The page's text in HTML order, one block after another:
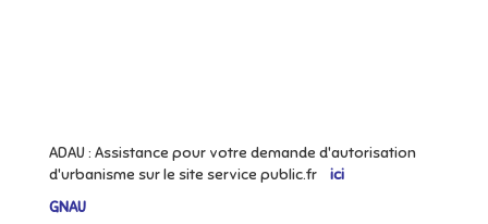
ADAU : Assistance pour votre demande d'autorisation
d'urbanisme sur le site service public.fr ici
GNAU